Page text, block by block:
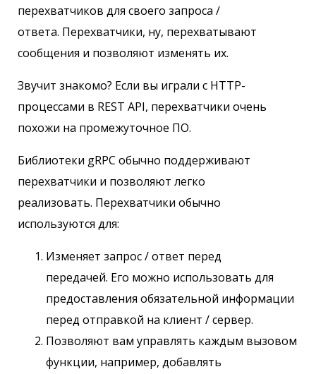
перехватчиков для своего запроса /
ответа. Перехватчики, ну, перехватывают
сообщения и позволяют изменять их.
Звучит знакомо? Если вы играли с HTTP-
процессами в REST API, перехватчики очень
похожи на промежуточное ПО.
Библиотеки gRPC обычно поддерживают
перехватчики и позволяют легко
реализовать. Перехватчики обычно
используются для:
Изменяет запрос / ответ перед
передачей. Его можно использовать для
предоставления обязательной информации
перед отправкой на клиент / сервер.
Позволяют вам управлять каждым вызовом
функции, например, добавлять